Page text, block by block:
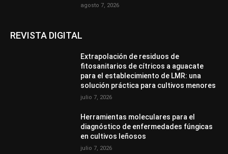
agosto 7, 2026
REVISTA DIGITAL
Extrapolación de residuos de
fitosanitarios de cítricos a aguacate
para el establecimiento de LMR: una
solución práctica para cultivos menores
julio 7, 2026
Herramientas moleculares para el
diagnóstico de enfermedades fúngicas
en cultivos leñosos
julio 7, 2026